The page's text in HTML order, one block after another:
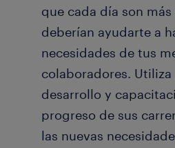
que cada día son
deberían ayudarte a
necesidades de tus
colaboradores.
desarrollo y
progreso de sus
las nuevas